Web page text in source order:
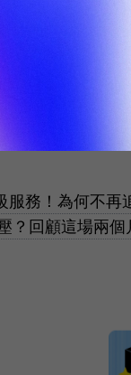
務！為何不再
？回顧這場兩